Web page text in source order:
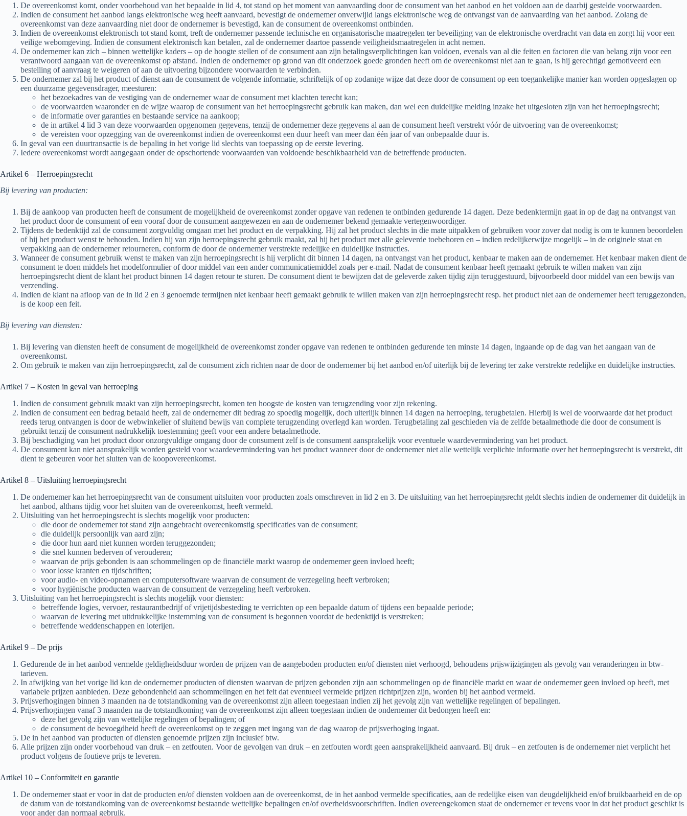
De overeenkomst komt, onder voorbehoud van het bepaalde in lid 4, tot stand op het moment van aanvaarding door de consument van het aanbod en het voldoen aan de daarbij gestelde voorwaarden.
Indien de consument het aanbod langs elektronische weg heeft aanvaard, bevestigt de ondernemer onverwijld langs elektronische weg de ontvangst van de aanvaarding van het aanbod. Zolang de
overeenkomst van deze aanvaarding niet door de ondernemer is bevestigd, kan de consument de overeenkomst ontbinden.
Indien de overeenkomst elektronisch tot stand komt, treft de ondernemer passende technische en organisatorische maatregelen ter beveiliging van de elektronische overdracht van data en zorgt hij voor een
veilige webomgeving. Indien de consument elektronisch kan betalen, zal de ondernemer daartoe passende veiligheidsmaatregelen in acht nemen.
De ondernemer kan zich – binnen wettelijke kaders – op de hoogte stellen of de consument aan zijn betalingsverplichtingen kan voldoen, evenals van al die feiten en factoren die van belang zijn voor een
verantwoord aangaan van de overeenkomst op afstand. Indien de ondernemer op grond van dit onderzoek goede gronden heeft om de overeenkomst niet aan te gaan, is hij gerechtigd gemotiveerd een
bestelling of aanvraag te weigeren of aan de uitvoering bijzondere voorwaarden te verbinden.
De ondernemer zal bij het product of dienst aan de consument de volgende informatie, schriftelijk of op zodanige wijze dat deze door de consument op een toegankelijke manier kan worden opgeslagen op
een duurzame gegevensdrager, meesturen:
het bezoekadres van de vestiging van de ondernemer waar de consument met klachten terecht kan;
de voorwaarden waaronder en de wijze waarop de consument van het herroepingsrecht gebruik kan maken, dan wel een duidelijke melding inzake het uitgesloten zijn van het herroepingsrecht;
de informatie over garanties en bestaande service na aankoop;
de in artikel 4 lid 3 van deze voorwaarden opgenomen gegevens, tenzij de ondernemer deze gegevens al aan de consument heeft verstrekt vóór de uitvoering van de overeenkomst;
de vereisten voor opzegging van de overeenkomst indien de overeenkomst een duur heeft van meer dan één jaar of van onbepaalde duur is.
In geval van een duurtransactie is de bepaling in het vorige lid slechts van toepassing op de eerste levering.
Iedere overeenkomst wordt aangegaan onder de opschortende voorwaarden van voldoende beschikbaarheid van de betreffende producten.
Artikel 6 – Herroepingsrecht
Bij levering van producten:
Bij de aankoop van producten heeft de consument de mogelijkheid de overeenkomst zonder opgave van redenen te ontbinden gedurende 14 dagen. Deze bedenktermijn gaat in op de dag na ontvangst van
het product door de consument of een vooraf door de consument aangewezen en aan de ondernemer bekend gemaakte vertegenwoordiger.
Tijdens de bedenktijd zal de consument zorgvuldig omgaan met het product en de verpakking. Hij zal het product slechts in die mate uitpakken of gebruiken voor zover dat nodig is om te kunnen beoordelen
of hij het product wenst te behouden. Indien hij van zijn herroepingsrecht gebruik maakt, zal hij het product met alle geleverde toebehoren en – indien redelijkerwijze mogelijk – in de originele staat en
verpakking aan de ondernemer retourneren, conform de door de ondernemer verstrekte redelijke en duidelijke instructies.
Wanneer de consument gebruik wenst te maken van zijn herroepingsrecht is hij verplicht dit binnen 14 dagen, na ontvangst van het product, kenbaar te maken aan de ondernemer. Het kenbaar maken dient de
consument te doen middels het modelformulier of door middel van een ander communicatiemiddel zoals per e-mail. Nadat de consument kenbaar heeft gemaakt gebruik te willen maken van zijn
herroepingsrecht dient de klant het product binnen 14 dagen retour te sturen. De consument dient te bewijzen dat de geleverde zaken tijdig zijn teruggestuurd, bijvoorbeeld door middel van een bewijs van
verzending.
Indien de klant na afloop van de in lid 2 en 3 genoemde termijnen niet kenbaar heeft gemaakt gebruik te willen maken van zijn herroepingsrecht resp. het product niet aan de ondernemer heeft teruggezonden,
is de koop een feit.
Bij levering van diensten:
Bij levering van diensten heeft de consument de mogelijkheid de overeenkomst zonder opgave van redenen te ontbinden gedurende ten minste 14 dagen, ingaande op de dag van het aangaan van de
overeenkomst.
Om gebruik te maken van zijn herroepingsrecht, zal de consument zich richten naar de door de ondernemer bij het aanbod en/of uiterlijk bij de levering ter zake verstrekte redelijke en duidelijke instructies.
Artikel 7 – Kosten in geval van herroeping
Indien de consument gebruik maakt van zijn herroepingsrecht, komen ten hoogste de kosten van terugzending voor zijn rekening.
Indien de consument een bedrag betaald heeft, zal de ondernemer dit bedrag zo spoedig mogelijk, doch uiterlijk binnen 14 dagen na herroeping, terugbetalen. Hierbij is wel de voorwaarde dat het product
reeds terug ontvangen is door de webwinkelier of sluitend bewijs van complete terugzending overlegd kan worden. Terugbetaling zal geschieden via de zelfde betaalmethode die door de consument is
gebruikt tenzij de consument nadrukkelijk toestemming geeft voor een andere betaalmethode.
Bij beschadiging van het product door onzorgvuldige omgang door de consument zelf is de consument aansprakelijk voor eventuele waardevermindering van het product.
De consument kan niet aansprakelijk worden gesteld voor waardevermindering van het product wanneer door de ondernemer niet alle wettelijk verplichte informatie over het herroepingsrecht is verstrekt, dit
dient te gebeuren voor het sluiten van de koopovereenkomst.
Artikel 8 – Uitsluiting herroepingsrecht
De ondernemer kan het herroepingsrecht van de consument uitsluiten voor producten zoals omschreven in lid 2 en 3. De uitsluiting van het herroepingsrecht geldt slechts indien de ondernemer dit duidelijk in
het aanbod, althans tijdig voor het sluiten van de overeenkomst, heeft vermeld.
Uitsluiting van het herroepingsrecht is slechts mogelijk voor producten:
die door de ondernemer tot stand zijn aangebracht overeenkomstig specificaties van de consument;
die duidelijk persoonlijk van aard zijn;
die door hun aard niet kunnen worden teruggezonden;
die snel kunnen bederven of verouderen;
waarvan de prijs gebonden is aan schommelingen op de financiële markt waarop de ondernemer geen invloed heeft;
voor losse kranten en tijdschriften;
voor audio- en video-opnamen en computersoftware waarvan de consument de verzegeling heeft verbroken;
voor hygiënische producten waarvan de consument de verzegeling heeft verbroken.
Uitsluiting van het herroepingsrecht is slechts mogelijk voor diensten:
betreffende logies, vervoer, restaurantbedrijf of vrijetijdsbesteding te verrichten op een bepaalde datum of tijdens een bepaalde periode;
waarvan de levering met uitdrukkelijke instemming van de consument is begonnen voordat de bedenktijd is verstreken;
betreffende weddenschappen en loterijen.
Artikel 9 – De prijs
Gedurende de in het aanbod vermelde geldigheidsduur worden de prijzen van de aangeboden producten en/of diensten niet verhoogd, behoudens prijswijzigingen als gevolg van veranderingen in btw-
tarieven.
In afwijking van het vorige lid kan de ondernemer producten of diensten waarvan de prijzen gebonden zijn aan schommelingen op de financiële markt en waar de ondernemer geen invloed op heeft, met
variabele prijzen aanbieden. Deze gebondenheid aan schommelingen en het feit dat eventueel vermelde prijzen richtprijzen zijn, worden bij het aanbod vermeld.
Prijsverhogingen binnen 3 maanden na de totstandkoming van de overeenkomst zijn alleen toegestaan indien zij het gevolg zijn van wettelijke regelingen of bepalingen.
Prijsverhogingen vanaf 3 maanden na de totstandkoming van de overeenkomst zijn alleen toegestaan indien de ondernemer dit bedongen heeft en:
deze het gevolg zijn van wettelijke regelingen of bepalingen; of
de consument de bevoegdheid heeft de overeenkomst op te zeggen met ingang van de dag waarop de prijsverhoging ingaat.
De in het aanbod van producten of diensten genoemde prijzen zijn inclusief btw.
Alle prijzen zijn onder voorbehoud van druk – en zetfouten. Voor de gevolgen van druk – en zetfouten wordt geen aansprakelijkheid aanvaard. Bij druk – en zetfouten is de ondernemer niet verplicht het
product volgens de foutieve prijs te leveren.
Artikel 10 – Conformiteit en garantie
De ondernemer staat er voor in dat de producten en/of diensten voldoen aan de overeenkomst, de in het aanbod vermelde specificaties, aan de redelijke eisen van deugdelijkheid en/of bruikbaarheid en de op
de datum van de totstandkoming van de overeenkomst bestaande wettelijke bepalingen en/of overheidsvoorschriften. Indien overeengekomen staat de ondernemer er tevens voor in dat het product geschikt is
voor ander dan normaal gebruik.